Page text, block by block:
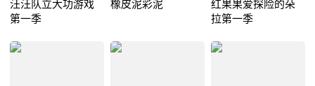
汪汪队立大功游戏
第一季
橡皮泥彩泥
红果果爱探险的朵
拉第一季